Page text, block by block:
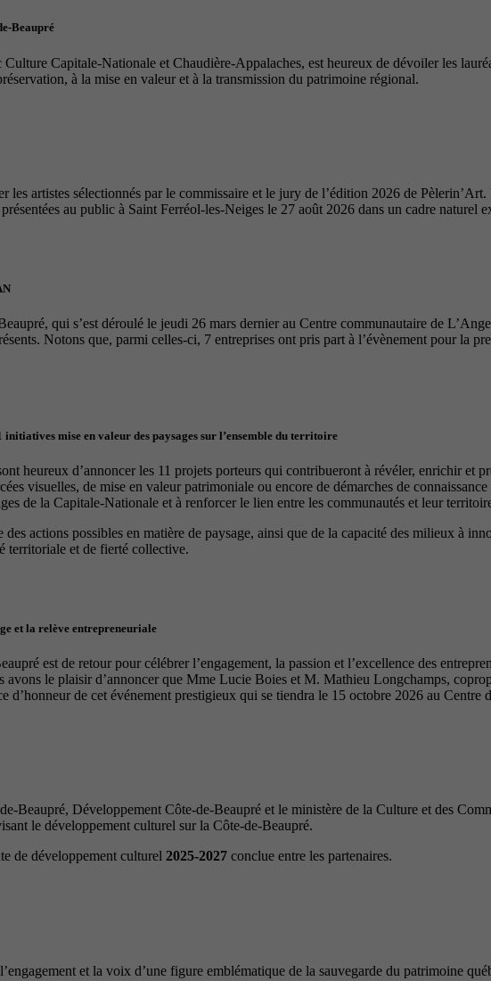
Beaupré
Capitale-Nationale et Chaudière-Appalaches, est heureux de dévoiler les
à la mise en valeur et à la transmission du patrimoine régional.
les artistes sélectionnés par le commissaire et le jury de l’édition 2026 de
au public à Saint Ferréol-les-Neiges le 27 août 2026 dans un cadre naturel
qui s’est déroulé le jeudi 26 mars dernier au Centre communautaire de
Notons que, parmi celles-ci, 7 entreprises ont pris part à l’évènement pour la
mise en valeur des paysages sur l’ensemble du territoire
heureux d’annoncer les 11 projets porteurs qui contribueront à révéler, enrichir et
visuelles, de mise en valeur patrimoniale ou encore de démarches de
de la Capitale-Nationale et à renforcer le lien entre les communautés et leur
actions possibles en matière de paysage, ainsi que de la capacité des milieux à
territoriale et de fierté collective.
et la relève entrepreneuriale
est de retour pour célébrer l’engagement, la passion et l’excellence des
avons le plaisir d’annoncer que Mme Lucie Boies et M. Mathieu Longchamps,
d’honneur de cet événement prestigieux qui se tiendra le 15 octobre 2026 au Centre
Développement Côte-de-Beaupré et le ministère de la Culture et des
le développement culturel sur la Côte-de-Beaupré.
de développement culturel 2025-2027 conclue entre les partenaires.
et la voix d’une figure emblématique de la sauvegarde du patrimoine